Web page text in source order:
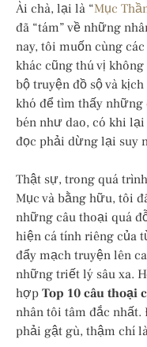
Ài chà, lại là “Mục
đã “tám” về những
nay, tôi muốn cùng
khác cũng thú vị
bộ truyện đồ sộ và
khó để tìm thấy
bén như dao, có khi
đọc phải dừng lại suy
Thật sự, trong quá
Mục và bằng hữu, tôi
những câu thoại quá
hiện cá tính riêng của
đẩy mạch truyện lên
những triết lý sâu xa.
hợp Top 10 câu thoại
nhân tôi tâm đắc
phải gật gù, thậm chí